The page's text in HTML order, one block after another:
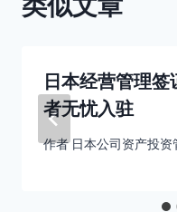
日本经营管理
者无忧入驻
作者 日本公司资产投资